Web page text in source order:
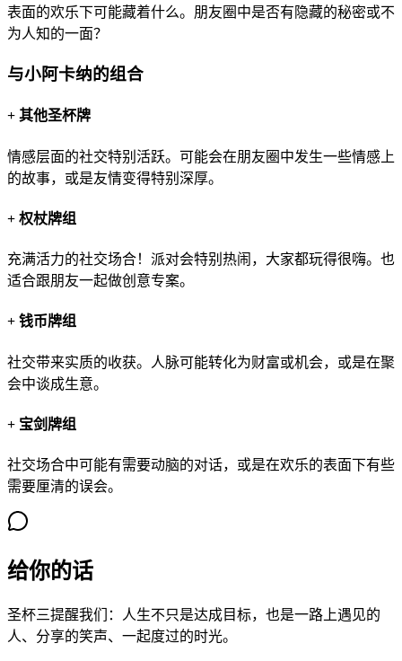
表面的欢乐下可能藏着什么。朋友圈中是否有隐藏的秘密或不
为人知的一面？
与小阿卡纳的组合
+ 其他圣杯牌
情感层面的社交特别活跃。可能会在朋友圈中发生一些情感上
的故事，或是友情变得特别深厚。
+ 权杖牌组
充满活力的社交场合！派对会特别热闹，大家都玩得很嗨。也
适合跟朋友一起做创意专案。
+ 钱币牌组
社交带来实质的收获。人脉可能转化为财富或机会，或是在聚
会中谈成生意。
+ 宝剑牌组
社交场合中可能有需要动脑的对话，或是在欢乐的表面下有些
需要厘清的误会。
给你的话
圣杯三提醒我们：人生不只是达成目标，也是一路上遇见的
人、分享的笑声、一起度过的时光。